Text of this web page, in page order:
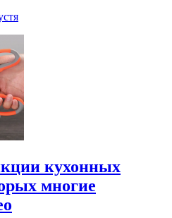
кухонных
многие